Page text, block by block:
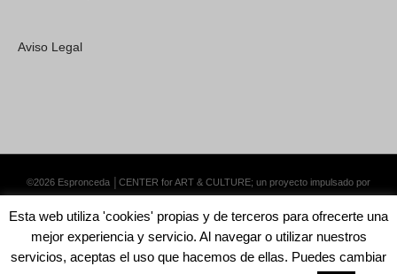
Aviso Legal
©2026 Espronceda │CENTER for ART & CULTURE; un proyecto impulsado por
Esta web utiliza 'cookies' propias y de terceros para ofrecerte una
mejor experiencia y servicio. Al navegar o utilizar nuestros
servicios, aceptas el uso que hacemos de ellas. Puedes cambiar